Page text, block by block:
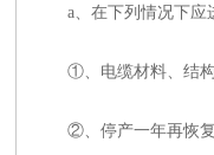
a、在下列情况下应
①、电缆材料、结构
②、停产一年再恢复